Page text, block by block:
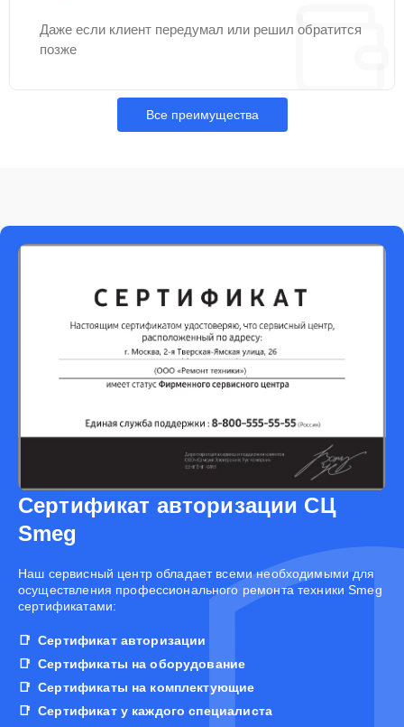
Даже если клиент передумал или решил обратится
позже
Все преимущества
Сертификат авторизации СЦ
Smeg
Наш сервисный центр обладает всеми необходимыми для
осуществления профессионального ремонта техники Smeg
сертификатами:
Сертификат авторизации
Сертификаты на оборудование
Сертификаты на комплектующие
Сертификат у каждого специалиста